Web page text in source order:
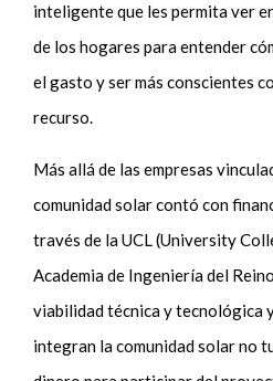
inteligente que les permita ver
de los hogares para entender
el gasto y ser más conscientes
recurso.
Más allá de las empresas
comunidad solar contó con
través de la UCL (University
Academia de Ingeniería del
viabilidad técnica y tecnológica
integran la comunidad solar no